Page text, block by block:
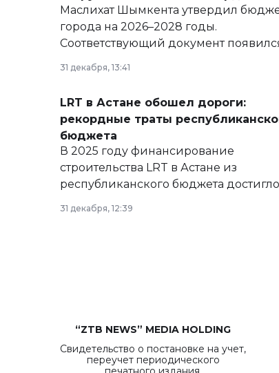
Маслихат Шымкента утвердил
города на 2026–2028 годы.
Соответствующий документ
базе нормативных правовых актов и
сайте маслихат города.
31 декабря, 13:41
LRT в Астане обошел дороги:
рекордные траты
бюджета
В 2025 году финансирование
строительства LRT в Астане из
республиканского бюджета достигло
рекордных объемов.
31 декабря, 12:39
“ZTB NEWS” MEDIA HOLDING
Свидетельство о постановке на учет,
переучет периодического